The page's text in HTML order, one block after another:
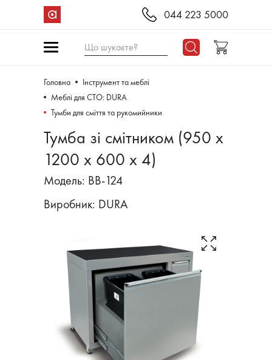
044 223 5000
Що шукаєте?
Головна
Інструмент та меблі
Меблі для СТО: DURA
Тумби для сміття та рукомийники
Тумба зі смітником (950 х
1200 х 600 х 4)
Модель: BB-124
Виробник: DURA